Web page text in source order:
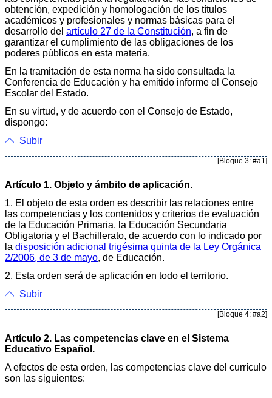
obtención, expedición y homologación de los títulos
académicos y profesionales y normas básicas para el
desarrollo del artículo 27 de la Constitución, a fin de
garantizar el cumplimiento de las obligaciones de los
poderes públicos en esta materia.
En la tramitación de esta norma ha sido consultada la
Conferencia de Educación y ha emitido informe el Consejo
Escolar del Estado.
En su virtud, y de acuerdo con el Consejo de Estado,
dispongo:
Subir
[Bloque 3: #a1]
Artículo 1. Objeto y ámbito de aplicación.
1. El objeto de esta orden es describir las relaciones entre
las competencias y los contenidos y criterios de evaluación
de la Educación Primaria, la Educación Secundaria
Obligatoria y el Bachillerato, de acuerdo con lo indicado por
la disposición adicional trigésima quinta de la Ley Orgánica
2/2006, de 3 de mayo, de Educación.
2. Esta orden será de aplicación en todo el territorio.
Subir
[Bloque 4: #a2]
Artículo 2. Las competencias clave en el Sistema
Educativo Español.
A efectos de esta orden, las competencias clave del currículo
son las siguientes: